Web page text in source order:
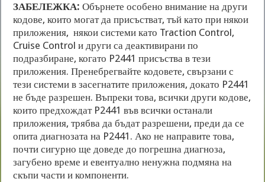
ЗАБЕЛЕЖКА: Обърнете особено внимание на други
кодове, които могат да присъстват, тъй като при някои
приложения, някои системи като Traction Control,
Cruise Control и други са деактивирани по
подразбиране, когато P2441 присъства в тези
приложения. Пренебрегвайте кодовете, свързани с
тези системи в засегнатите приложения, докато P2441
не бъде разрешен. Въпреки това, всички други кодове,
които предхождат P2441 във всички останали
приложения, трябва да бъдат разрешени, преди да се
опита диагнозата на P2441. Ако не направите това,
почти сигурно ще доведе до погрешна диагноза,
загубено време и евентуално ненужна подмяна на
скъпи части и компоненти.